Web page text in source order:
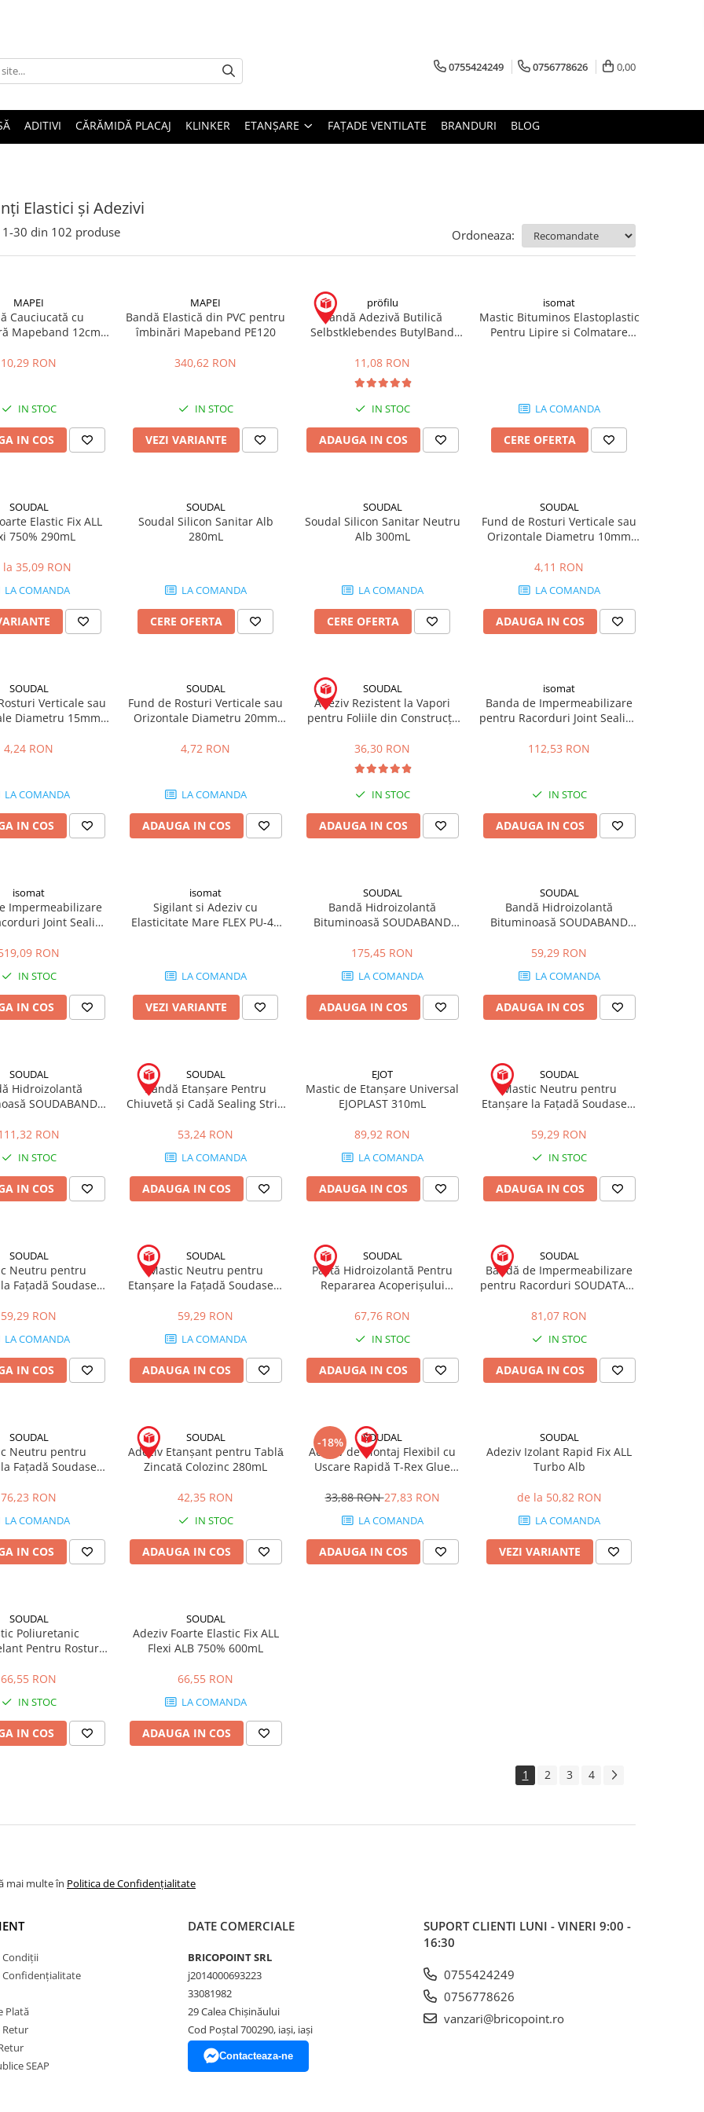
0755424249 0756778626 0,00
ADITIVI CĂRĂMIDĂ PLACAJ KLINKER ETANȘARE FAȚADE VENTILATE BRANDURI BLOG
Elastici și Adezivi
1-30 din 102 produse Ordoneaza:
MAPEI
Cauciucată cu
Mapeband 12cm x
10,29 RON
IN STOC
IN COS
MAPEI
Bandă Elastică din PVC pentru
îmbinări Mapeband PE120
340,62 RON
IN STOC
VEZI VARIANTE
pröfilu
Bandă Adezivă Butilică
Selbstklebendes ButylBand
11,08 RON
IN STOC
ADAUGA IN COS
isomat
Mastic Bituminos Elastoplastic
Pentru Lipire si Colmatare
LA COMANDA
CERE OFERTA
SOUDAL
Elastic Fix ALL
750% 290mL
35,09 RON
LA COMANDA
SOUDAL
Soudal Silicon Sanitar Alb
280mL
LA COMANDA
CERE OFERTA
SOUDAL
Soudal Silicon Sanitar Neutru
Alb 300mL
LA COMANDA
CERE OFERTA
SOUDAL
Fund de Rosturi Verticale sau
Orizontale Diametru 10mm
4,11 RON
LA COMANDA
ADAUGA IN COS
SOUDAL
Verticale sau
Diametru 15mm
4,24 RON
LA COMANDA
IN COS
SOUDAL
Fund de Rosturi Verticale sau
Orizontale Diametru 20mm
4,72 RON
LA COMANDA
ADAUGA IN COS
SOUDAL
Adeziv Rezistent la Vapori
pentru Foliile din Construcții
36,30 RON
IN STOC
ADAUGA IN COS
isomat
Banda de Impermeabilizare
pentru Racorduri Joint Sealing
112,53 RON
IN STOC
ADAUGA IN COS
isomat
Impermeabilizare
Joint Sealing
RON
IN STOC
IN COS
isomat
Sigilant si Adeziv cu
Elasticitate Mare FLEX PU-40
LA COMANDA
VEZI VARIANTE
SOUDAL
Bandă Hidroizolantă
Bituminoasă SOUDABAND
175,45 RON
LA COMANDA
ADAUGA IN COS
SOUDAL
Bandă Hidroizolantă
Bituminoasă SOUDABAND
59,29 RON
LA COMANDA
ADAUGA IN COS
SOUDAL
Hidroizolantă
SOUDABAND
RON
IN STOC
IN COS
SOUDAL
Bandă Etanșare Pentru
Chiuvetă și Cadă Sealing Strip
53,24 RON
LA COMANDA
ADAUGA IN COS
EJOT
Mastic de Etanșare Universal
EJOPLAST 310mL
89,92 RON
LA COMANDA
ADAUGA IN COS
SOUDAL
Mastic Neutru pentru
Etanșare la Fațadă Soudaseal
59,29 RON
IN STOC
ADAUGA IN COS
SOUDAL
Neutru pentru
Fațadă Soudaseal
59,29 RON
LA COMANDA
IN COS
SOUDAL
Mastic Neutru pentru
Etanșare la Fațadă Soudaseal
59,29 RON
LA COMANDA
ADAUGA IN COS
SOUDAL
Pastă Hidroizolantă Pentru
Repararea Acoperișului
WasserStop 750g
67,76 RON
IN STOC
ADAUGA IN COS
SOUDAL
Bandă de Impermeabilizare
pentru Racorduri SOUDATAPE
81,07 RON
IN STOC
ADAUGA IN COS
SOUDAL
Neutru pentru
Fațadă Soudaseal
76,23 RON
LA COMANDA
IN COS
SOUDAL
Adeziv Etanșant pentru Tablǎ
Zincatǎ Colozinc 280mL
42,35 RON
IN STOC
ADAUGA IN COS
-18% SOUDAL
Adeziv de Montaj Flexibil cu
Uscare Rapidă T-Rex Glue
33,88 RON27,83 RON
LA COMANDA
ADAUGA IN COS
SOUDAL
Adeziv Izolant Rapid Fix ALL
Turbo Alb
de la 50,82 RON
LA COMANDA
VEZI VARIANTE
SOUDAL
Poliuretanic
Pentru Rosturi
Gri Beton 600mL
66,55 RON
IN STOC
IN COS
SOUDAL
Adeziv Foarte Elastic Fix ALL
Flexi ALB 750% 600mL
66,55 RON
LA COMANDA
ADAUGA IN COS
1 2 3 4
mai multe în Politica de Confidențialitate
Condiții
Confidențialitate
Plată
Retur
SEAP
DATE COMERCIALE
BRICOPOINT SRL
j2014000693223
33081982
29 Calea Chișinăului
Cod Poștal 700290, iași, iași
Contacteaza-ne
SUPORT CLIENTI LUNI - VINERI 9:00 -
16:30
0755424249
0756778626
vanzari@bricopoint.ro